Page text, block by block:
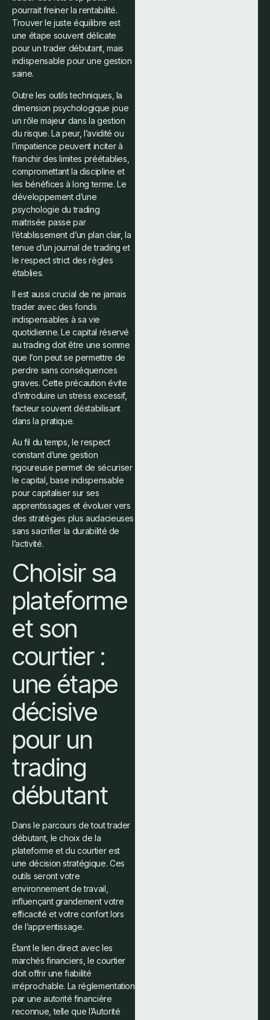
pourrait freiner la rentabilité.
Trouver le juste équilibre est
une étape souvent délicate
pour un trader débutant, mais
indispensable pour une gestion
saine.
Outre les outils techniques, la
dimension psychologique joue
un rôle majeur dans la gestion
du risque. La peur, l’avidité ou
l’impatience peuvent inciter à
franchir des limites préétablies,
compromettant la discipline et
les bénéfices à long terme. Le
développement d’une
psychologie du trading
maitrisée passe par
l’établissement d’un plan clair, la
tenue d’un journal de trading et
le respect strict des règles
établies.
Il est aussi crucial de ne jamais
trader avec des fonds
indispensables à sa vie
quotidienne. Le capital réservé
au trading doit être une somme
que l’on peut se permettre de
perdre sans conséquences
graves. Cette précaution évite
d’introduire un stress excessif,
facteur souvent déstabilisant
dans la pratique.
Au fil du temps, le respect
constant d’une gestion
rigoureuse permet de sécuriser
le capital, base indispensable
pour capitaliser sur ses
apprentissages et évoluer vers
des stratégies plus audacieuses
sans sacrifier la durabilité de
l’activité.
Choisir sa
plateforme
et son
courtier :
une étape
décisive
pour un
trading
débutant
Dans le parcours de tout trader
débutant, le choix de la
plateforme et du courtier est
une décision stratégique. Ces
outils seront votre
environnement de travail,
influençant grandement votre
efficacité et votre confort lors
de l’apprentissage.
Étant le lien direct avec les
marchés financiers, le courtier
doit offrir une fiabilité
irréprochable. La réglementation
par une autorité financière
reconnue, telle que l’Autorité